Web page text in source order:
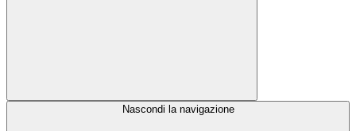
Nascondi la navigazione